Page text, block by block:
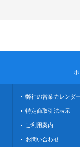
弊社の営業カレンダ
特定商取引法表示
ご利用案内
お問い合わせ